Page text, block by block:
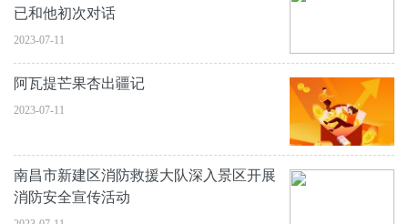
已和他初次对话
2023-07-11
阿瓦提芒果杏出疆记
2023-07-11
南昌市新建区消防救援大队深入景区开展
消防安全宣传活动